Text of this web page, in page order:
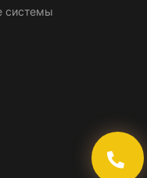
системы